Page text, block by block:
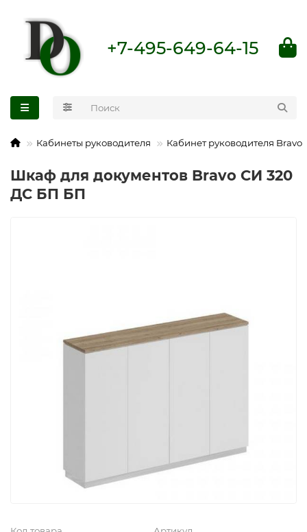
+7-495-649-64-15
Кабинеты руководителя Кабинет руководителя Bravo
Шкаф для документов Bravo СИ 320
ДС БП БП